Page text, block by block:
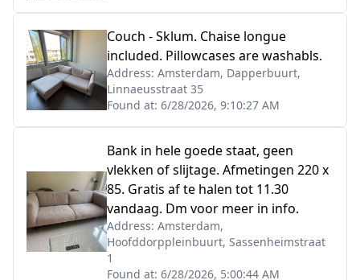
Couch - Sklum. Chaise longue
included. Pillowcases are washabls.
Address: Amsterdam, Dapperbuurt,
Linnaeusstraat 35
Found at: 6/28/2026, 9:10:27 AM
Bank in hele goede staat, geen
vlekken of slijtage. Afmetingen 220 x
85. Gratis af te halen tot 11.30
vandaag. Dm voor meer in info.
Address: Amsterdam,
Hoofddorppleinbuurt, Sassenheimstraat
1
Found at: 6/28/2026, 5:00:44 AM